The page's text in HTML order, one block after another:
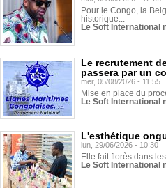
Pour le Congo, la
historique...
Le Soft International
Le recrutement
passera par un
mer, 05/08/2026 - 11:55
Mise en place du
Le Soft International
L'esthétique
lun, 29/06/2026 - 10:30
Elle fait florès dans
Le Soft International